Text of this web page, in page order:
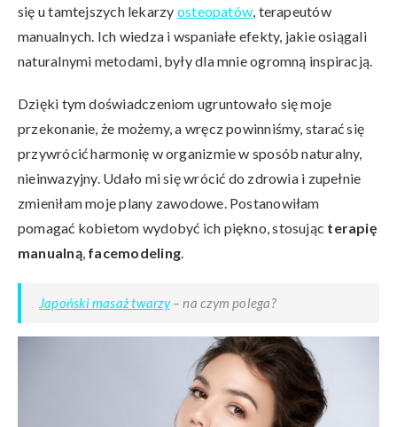
się u tamtejszych lekarzy osteopatów, terapeutów
manualnych. Ich wiedza i wspaniałe efekty, jakie osiągali
naturalnymi metodami, były dla mnie ogromną inspiracją.
Dzięki tym doświadczeniom ugruntowało się moje
przekonanie, że możemy, a wręcz powinniśmy, starać się
przywrócić harmonię w organizmie w sposób naturalny,
nieinwazyjny. Udało mi się wrócić do zdrowia i zupełnie
zmieniłam moje plany zawodowe. Postanowiłam
pomagać kobietom wydobyć ich piękno, stosując terapię
manualną, facemodeling.
Japoński masaż twarzy– na czym polega?